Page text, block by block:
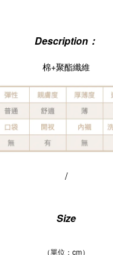
Description：
棉+聚酯纖維
/
Size
（單位：cm）